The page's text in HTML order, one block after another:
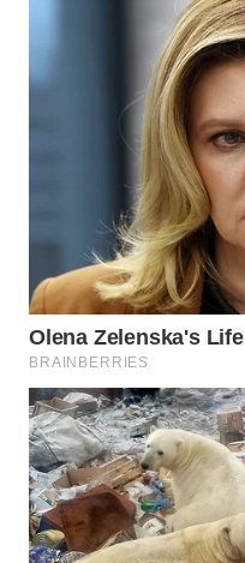
WN
DEPOK
WN
TAPANULI
UTARA
WN
SAMOSIR
WN